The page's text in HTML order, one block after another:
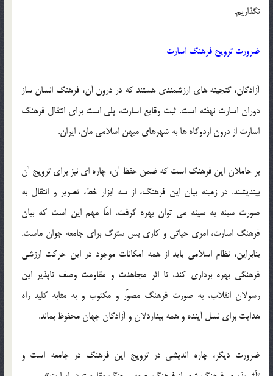
نگذاریم.
ضرورت ترویج فرهنگ اسارت
آزادگان، گنجینه های ارزشمندی هستند که در درون آن، فرهنگ انسان ساز
دوران اسارت نهفته است. ثبت وقایع اسارت، پلی است برای انتقال فرهنگ
اسارت از درون اردوگاه ها به شهرهای میهن اسلامی مان، ایران.
بر حاملان این فرهنگ است که ضمن حفظ آن، چاره ای نیز برای ترویج آن
بیندیشند. در زمینه بیان این فرهنگ، از سه ابزار خط، تصویر و انتقال به
صورت سینه به سینه می توان بهره گرفت، امّا مهم این است که بیان
فرهنگ اسارت، امری حیاتی و کاری بس سترگ برای جامعه جوان ماست.
بنابراین، نظام اسلامی باید از همه امکانات موجود در این حرکت ارزشی
فرهنگی بهره برداری کند، تا اثر مجاهدت و مقاومت وصف ناپذیر این
رسولان انقلاب، به صورت فرهنگ مصوّر و مکتوب و به مثابه کلید راه
هدایت برای نسل آینده و همه بیداردلان و آزادگان جهان محفوظ بماند.
ضرورت دیگر، چاره اندیشی در ترویج این فرهنگ در جامعه است و